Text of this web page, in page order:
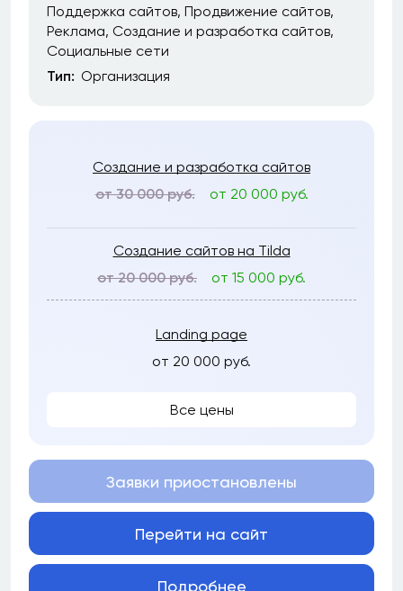
Поддержка сайтов Продвижение сайтов
Реклама Создание и разработка сайтов
Социальные сети
Тип: Организация
Создание и разработка сайтов
от 30 000 руб.
от 20 000 руб.
Создание сайтов на Tilda
от 20 000 руб.
от 15 000 руб.
Landing page
от 20 000 руб.
Все цены
Заявки приостановлены
Перейти на сайт
Подробнее